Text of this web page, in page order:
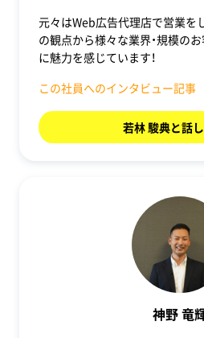
元々はWeb広告代理店で営業を
の観点から様々な業界・規模の
に魅力を感じています！
この社員へのインタビュー記事
若林 駿典と話
神野 竜